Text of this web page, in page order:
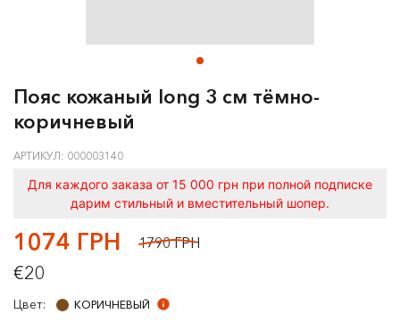
Пояс кожаный long 3 см тёмно-
коричневый
АРТИКУЛ: 000003140
Для каждого заказа от 15 000 грн при полной подписке
дарим стильный и вместительный шопер.
1074 ГРН 1790 ГРН
€20
Цвет: КОРИЧНЕВЫЙ